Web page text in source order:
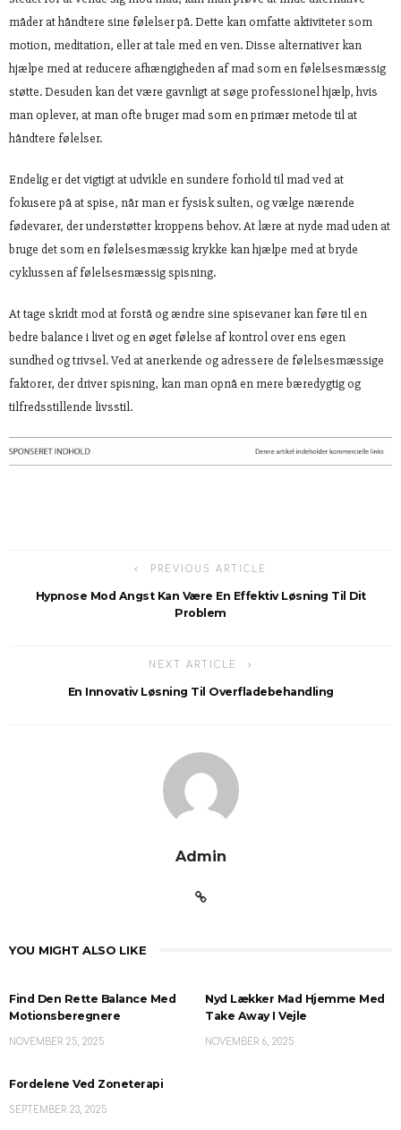
måder at håndtere sine følelser på. Dette kan omfatte aktiviteter som
motion, meditation, eller at tale med en ven. Disse alternativer kan
hjælpe med at reducere afhængigheden af mad som en følelsesmæssig
støtte. Desuden kan det være gavnligt at søge professionel hjælp, hvis
man oplever, at man ofte bruger mad som en primær metode til at
håndtere følelser.
Endelig er det vigtigt at udvikle en sundere forhold til mad ved at
fokusere på at spise, når man er fysisk sulten, og vælge nærende
fødevarer, der understøtter kroppens behov. At lære at nyde mad uden at
bruge det som en følelsesmæssig krykke kan hjælpe med at bryde
cyklussen af følelsesmæssig spisning.
At tage skridt mod at forstå og ændre sine spisevaner kan føre til en
bedre balance i livet og en øget følelse af kontrol over ens egen
sundhed og trivsel. Ved at anerkende og adressere de følelsesmæssige
faktorer, der driver spisning, kan man opnå en mere bæredygtig og
tilfredsstillende livsstil.
PREVIOUS ARTICLE
Hypnose Mod Angst Kan Være En Effektiv Løsning Til Dit
Problem
NEXT ARTICLE
En Innovativ Løsning Til Overfladebehandling
Admin
YOU MIGHT ALSO LIKE
Find Den Rette Balance Med
Motionsberegnere
NOVEMBER 25, 2025
Nyd Lækker Mad Hjemme Med
Take Away I Vejle
NOVEMBER 6, 2025
Fordelene Ved Zoneterapi
SEPTEMBER 23, 2025